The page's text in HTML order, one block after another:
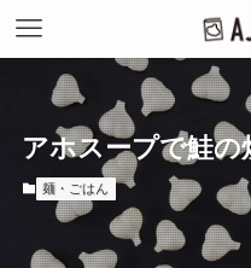
アホスープで鮭の
麺・ごはん